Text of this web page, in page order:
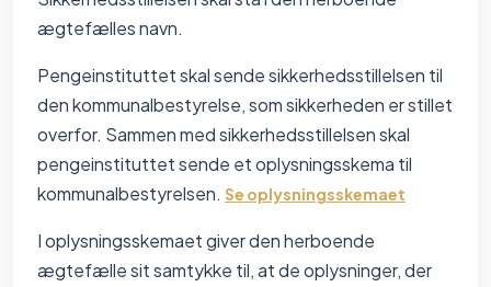
ægtefælles navn.
Pengeinstituttet skal sende sikkerhedsstillelsen til
den kommunalbestyrelse, som sikkerheden er stillet
overfor. Sammen med sikkerhedsstillelsen skal
pengeinstituttet sende et oplysningsskema til
kommunalbestyrelsen. Se oplysningsskemaet
I oplysningsskemaet giver den herboende
ægtefælle sit samtykke til, at de oplysninger, der